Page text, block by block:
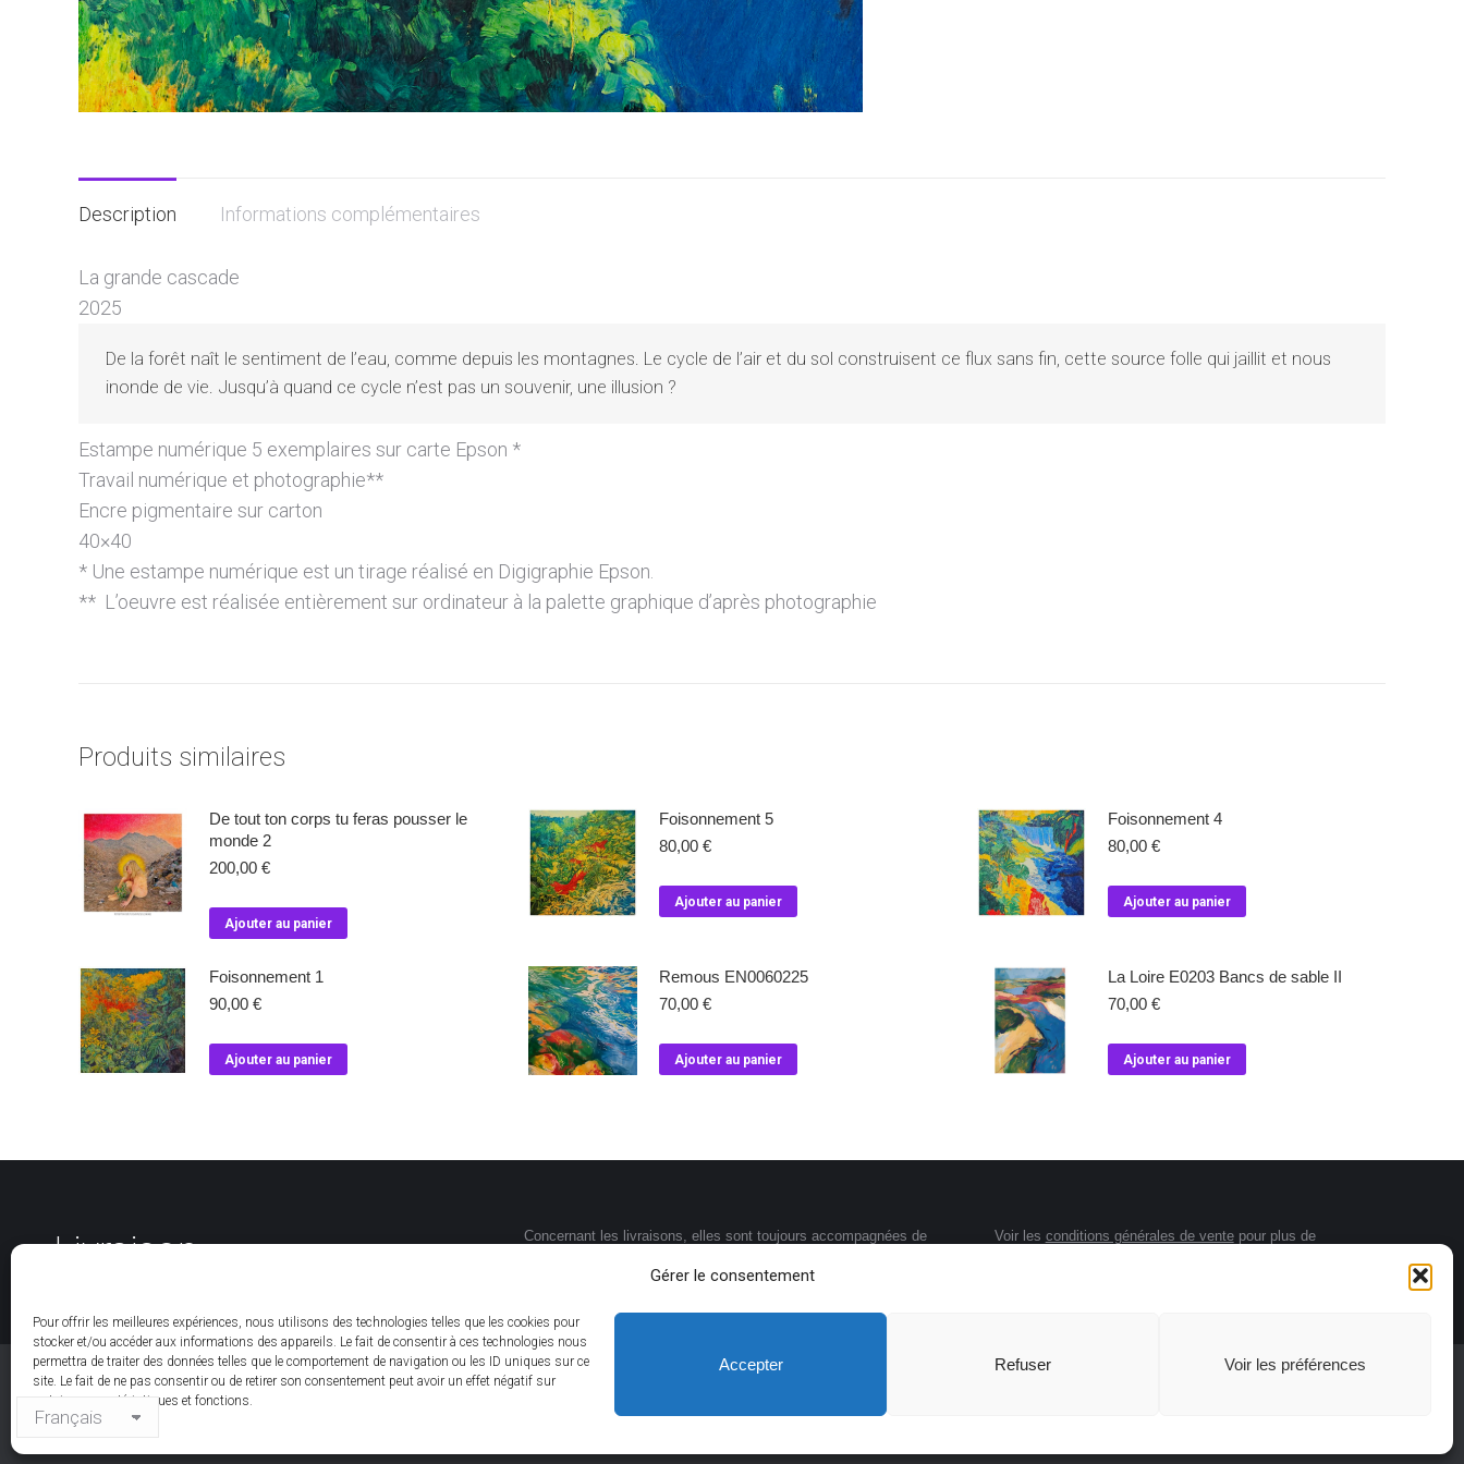
Gérer le consentement
Pour offrir les meilleures expériences, nous utilisons des technologies telles que les cookies pour
stocker et/ou accéder aux informations des appareils. Le fait de consentir à ces technologies nous
permettra de traiter des données telles que le comportement de navigation ou les ID uniques sur ce
site. Le fait de ne pas consentir ou de retirer son consentement peut avoir un effet négatif sur
certaines caractéristiques et fonctions.
Accepter Refuser Voir les préférences
Description Informations complémentaires
La grande cascade
2025
De la forêt naît le sentiment de l’eau, comme depuis les montagnes. Le cycle de l’air et du sol construisent ce flux sans fin, cette source folle qui jaillit et nous
inonde de vie. Jusqu’à quand ce cycle n’est pas un souvenir, une illusion ?
Estampe numérique 5 exemplaires sur carte Epson *
Travail numérique et photographie**
Encre pigmentaire sur carton
40×40
* Une estampe numérique est un tirage réalisé en Digigraphie Epson.
** L’oeuvre est réalisée entièrement sur ordinateur à la palette graphique d’après photographie
Produits similaires
De tout ton corps tu feras pousser le
monde 2
200,00 €
Ajouter au panier
Foisonnement 5
80,00 €
Ajouter au panier
Foisonnement 4
80,00 €
Ajouter au panier
Foisonnement 1
90,00 €
Ajouter au panier
Remous EN0060225
70,00 €
Ajouter au panier
La Loire E0203 Bancs de sable II
70,00 €
Ajouter au panier
Livraison
Concernant les livraisons, elles sont toujours accompagnées de
Voir les conditions générales de ventepour plus de
@ Pierre Blanchet